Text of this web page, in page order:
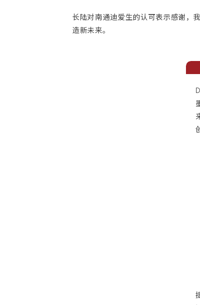
长陆对南通迪爱生的认可表示感谢，
造新未来。